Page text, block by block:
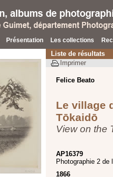
Présentation Les collections
Liste de résultats
Imprimer
Felice Beato
Le village
Tōkaidō
View on the
AP16379
Photographie 2 de
1866